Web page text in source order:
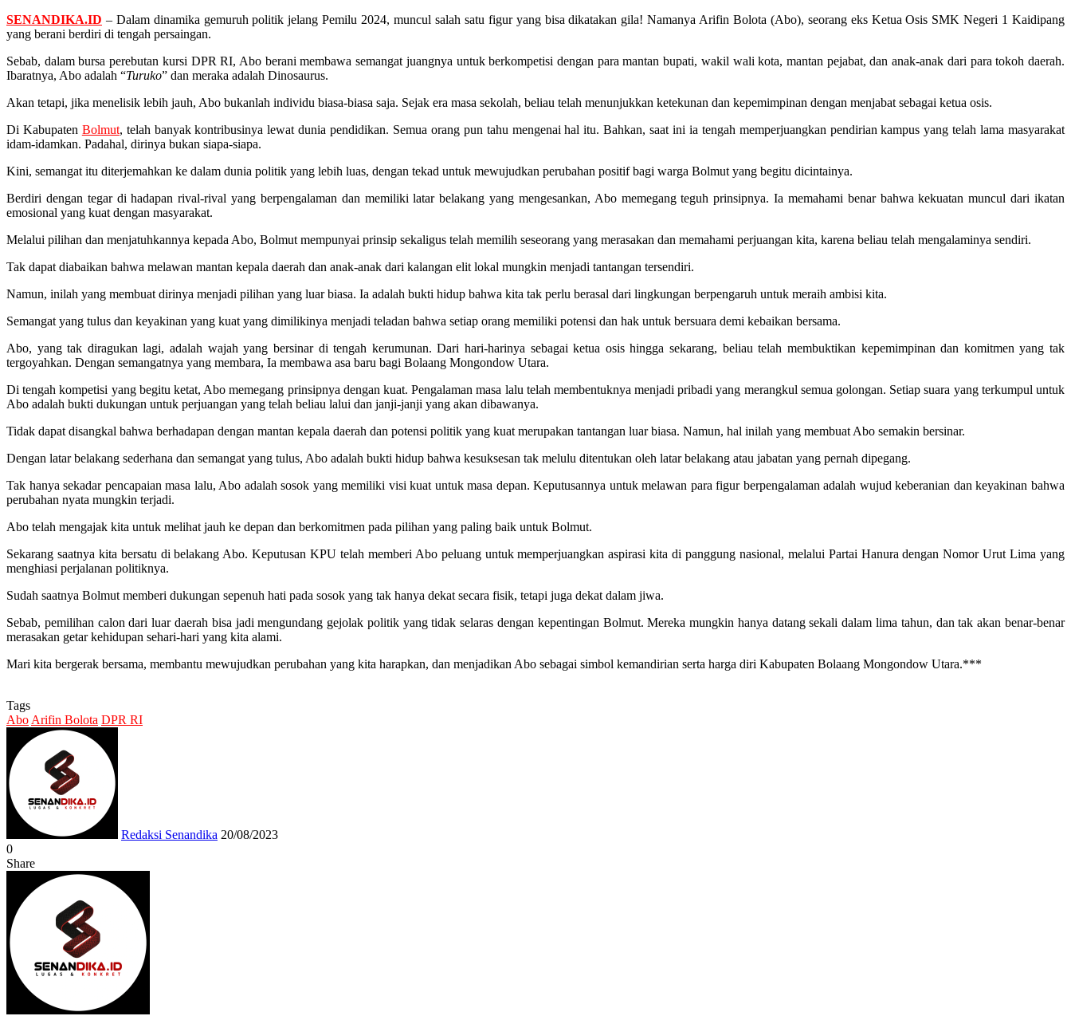
SENANDIKA.ID – Dalam dinamika gemuruh politik jelang Pemilu 2024, muncul salah satu figur yang bisa dikatakan gila! Namanya Arifin Bolota (Abo), seorang eks Ketua Osis SMK Negeri 1 Kaidipang
yang berani berdiri di tengah persaingan.
Sebab, dalam bursa perebutan kursi DPR RI, Abo berani membawa semangat juangnya untuk berkompetisi dengan para mantan bupati, wakil wali kota, mantan pejabat, dan anak-anak dari para tokoh daerah.
Ibaratnya, Abo adalah “Turuko” dan meraka adalah Dinosaurus.
Akan tetapi, jika menelisik lebih jauh, Abo bukanlah individu biasa-biasa saja. Sejak era masa sekolah, beliau telah menunjukkan ketekunan dan kepemimpinan dengan menjabat sebagai ketua osis.
Di Kabupaten Bolmut, telah banyak kontribusinya lewat dunia pendidikan. Semua orang pun tahu mengenai hal itu. Bahkan, saat ini ia tengah memperjuangkan pendirian kampus yang telah lama masyarakat
idam-idamkan. Padahal, dirinya bukan siapa-siapa.
Kini, semangat itu diterjemahkan ke dalam dunia politik yang lebih luas, dengan tekad untuk mewujudkan perubahan positif bagi warga Bolmut yang begitu dicintainya.
Berdiri dengan tegar di hadapan rival-rival yang berpengalaman dan memiliki latar belakang yang mengesankan, Abo memegang teguh prinsipnya. Ia memahami benar bahwa kekuatan muncul dari ikatan
emosional yang kuat dengan masyarakat.
Melalui pilihan dan menjatuhkannya kepada Abo, Bolmut mempunyai prinsip sekaligus telah memilih seseorang yang merasakan dan memahami perjuangan kita, karena beliau telah mengalaminya sendiri.
Tak dapat diabaikan bahwa melawan mantan kepala daerah dan anak-anak dari kalangan elit lokal mungkin menjadi tantangan tersendiri.
Namun, inilah yang membuat dirinya menjadi pilihan yang luar biasa. Ia adalah bukti hidup bahwa kita tak perlu berasal dari lingkungan berpengaruh untuk meraih ambisi kita.
Semangat yang tulus dan keyakinan yang kuat yang dimilikinya menjadi teladan bahwa setiap orang memiliki potensi dan hak untuk bersuara demi kebaikan bersama.
Abo, yang tak diragukan lagi, adalah wajah yang bersinar di tengah kerumunan. Dari hari-harinya sebagai ketua osis hingga sekarang, beliau telah membuktikan kepemimpinan dan komitmen yang tak
tergoyahkan. Dengan semangatnya yang membara, Ia membawa asa baru bagi Bolaang Mongondow Utara.
Di tengah kompetisi yang begitu ketat, Abo memegang prinsipnya dengan kuat. Pengalaman masa lalu telah membentuknya menjadi pribadi yang merangkul semua golongan. Setiap suara yang terkumpul untuk
Abo adalah bukti dukungan untuk perjuangan yang telah beliau lalui dan janji-janji yang akan dibawanya.
Tidak dapat disangkal bahwa berhadapan dengan mantan kepala daerah dan potensi politik yang kuat merupakan tantangan luar biasa. Namun, hal inilah yang membuat Abo semakin bersinar.
Dengan latar belakang sederhana dan semangat yang tulus, Abo adalah bukti hidup bahwa kesuksesan tak melulu ditentukan oleh latar belakang atau jabatan yang pernah dipegang.
Tak hanya sekadar pencapaian masa lalu, Abo adalah sosok yang memiliki visi kuat untuk masa depan. Keputusannya untuk melawan para figur berpengalaman adalah wujud keberanian dan keyakinan bahwa
perubahan nyata mungkin terjadi.
Abo telah mengajak kita untuk melihat jauh ke depan dan berkomitmen pada pilihan yang paling baik untuk Bolmut.
Sekarang saatnya kita bersatu di belakang Abo. Keputusan KPU telah memberi Abo peluang untuk memperjuangkan aspirasi kita di panggung nasional, melalui Partai Hanura dengan Nomor Urut Lima yang
menghiasi perjalanan politiknya.
Sudah saatnya Bolmut memberi dukungan sepenuh hati pada sosok yang tak hanya dekat secara fisik, tetapi juga dekat dalam jiwa.
Sebab, pemilihan calon dari luar daerah bisa jadi mengundang gejolak politik yang tidak selaras dengan kepentingan Bolmut. Mereka mungkin hanya datang sekali dalam lima tahun, dan tak akan benar-benar
merasakan getar kehidupan sehari-hari yang kita alami.
Mari kita bergerak bersama, membantu mewujudkan perubahan yang kita harapkan, dan menjadikan Abo sebagai simbol kemandirian serta harga diri Kabupaten Bolaang Mongondow Utara.***
Tags
Abo Arifin Bolota DPR RI
Redaksi Senandika 20/08/2023
0
Share
Facebook
Messenger
Messenger
WhatsApp
Telegram